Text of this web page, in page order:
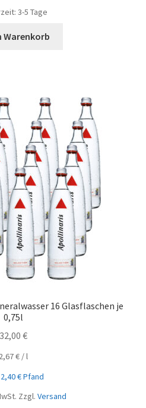
3-5 Tage
Warenkorb
16 Glasflaschen je
0,75l
32,00 €
2,67€/l
2,40€Pfand
Zzgl. Versand